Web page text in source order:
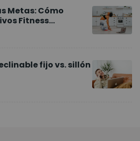
Metas: Cómo
Fitness
fijo vs. sillón